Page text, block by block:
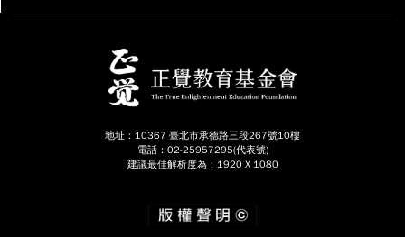
地址：10367 臺北市承德路三段267號10樓
電話：02-25957295(代表號)
建議最佳解析度為：1920 X 1080